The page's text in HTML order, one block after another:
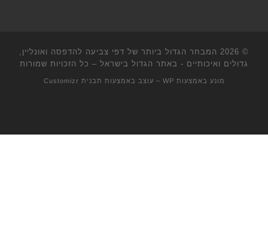
© 2026
המבחר הגדול ביותר של דפי צביעה להדפסה ואונליין,
גדולים ואיכותיים - באתר הגדול בישראל – כל הזכויות שמורות
מונע באמצעות WP – עוצב באמצעות תבנית Customizr